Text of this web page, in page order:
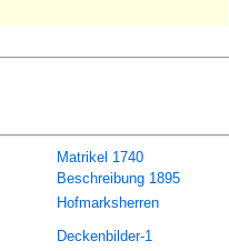
Matrikel 1740
Beschreibung 1895
Hofmarksherren
Deckenbilder-1